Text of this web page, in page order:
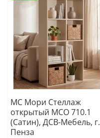
МС Мори Стеллаж
открытый МСО 710.1
(Сатин), ДСВ-Мебель, г.
Пенза